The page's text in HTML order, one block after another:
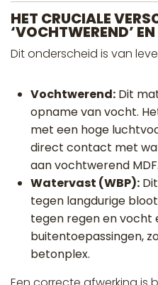
HET CRUCIALE
‘VOCHTWEREND’
Dit onderscheid is van
Vochtwerend: Dit
opname van vocht.
met een hoge
direct contact met
aan vochtwerend MDF.
Watervast (WBP):
tegen langdurige
tegen regen en vocht
buitentoepassingen,
betonplex.